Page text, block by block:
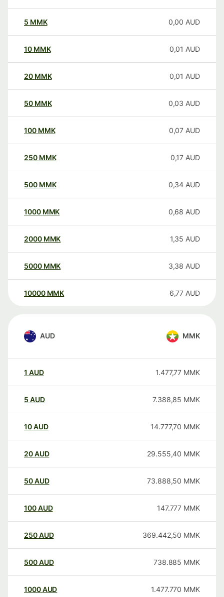
5 MMK 0,00 AUD
10 MMK 0,01 AUD
20 MMK 0,01 AUD
50 MMK 0,03 AUD
100 MMK 0,07 AUD
250 MMK 0,17 AUD
500 MMK 0,34 AUD
1000 MMK 0,68 AUD
2000 MMK 1,35 AUD
5000 MMK 3,38 AUD
10000 MMK 6,77 AUD
AUD MMK
1 AUD 1.477,77 MMK
5 AUD 7.388,85 MMK
10AUD 14.777,70 MMK
20AUD 29.555,40 MMK
50AUD 73.888,50 MMK
100AUD 147.777 MMK
250AUD 369.442,50 MMK
500AUD 738.885 MMK
1000AUD 1.477.770 MMK